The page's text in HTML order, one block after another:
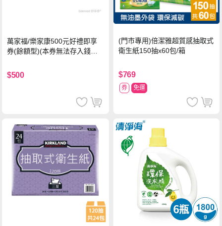
萬家福/樂家康500元好禮即享
券(餘額型)(本券無法存入錢包
$500
(門市專用)倍潔雅超質感抽取式
衛生紙150抽x60包/箱
$769
券 免運